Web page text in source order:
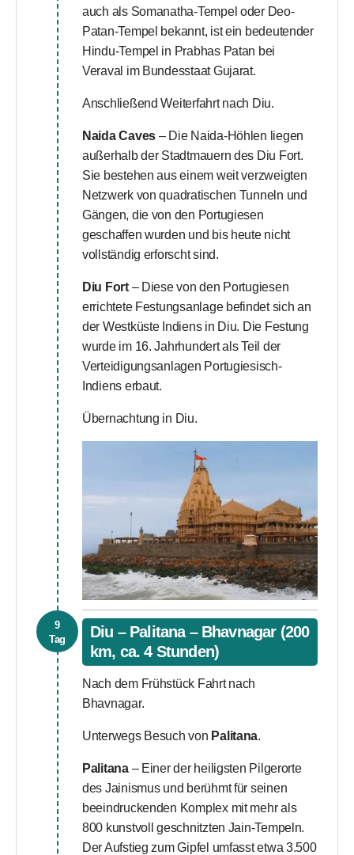
auch als Somanatha-Tempel oder Deo-
Patan-Tempel bekannt, ist ein bedeutender
Hindu-Tempel in Prabhas Patan bei
Veraval im Bundesstaat Gujarat.
Anschließend Weiterfahrt nach Diu.
Naida Caves – Die Naida-Höhlen liegen
außerhalb der Stadtmauern des Diu Fort.
Sie bestehen aus einem weit verzweigten
Netzwerk von quadratischen Tunneln und
Gängen, die von den Portugiesen
geschaffen wurden und bis heute nicht
vollständig erforscht sind.
Diu Fort– Diese von den Portugiesen
errichtete Festungsanlage befindet sich an
der Westküste Indiens in Diu. Die Festung
wurde im 16. Jahrhundert als Teil der
Verteidigungsanlagen Portugiesisch-
Indiens erbaut.
Übernachtung in Diu.
9
Tag
Diu – Palitana – Bhavnagar (200
km, ca. 4 Stunden)
Nach dem Frühstück Fahrt nach
Bhavnagar.
Unterwegs Besuch von Palitana.
Palitana– Einer der heiligsten Pilgerorte
des Jainismus und berühmt für seinen
beeindruckenden Komplex mit mehr als
800 kunstvoll geschnitzten Jain-Tempeln.
Der Aufstieg zum Gipfel umfasst etwa 3.500